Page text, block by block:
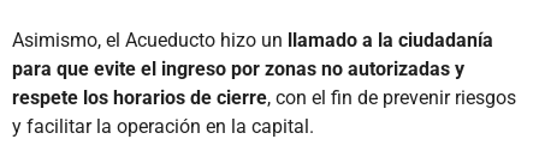
Asimismo, el Acueducto hizo un llamado a la ciudadanía
para que evite el ingreso por zonas no autorizadas y
respete los horarios de cierre, con el fin de prevenir riesgos
y facilitar la operación en la capital.